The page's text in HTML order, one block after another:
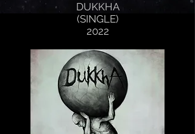
DUKKHA
(SINGLE)
2022